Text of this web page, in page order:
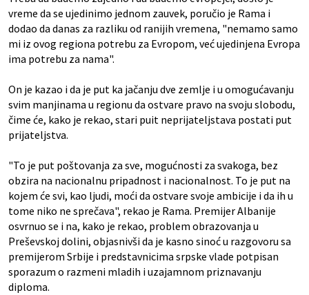
vreme da se ujedinimo jednom zauvek, poručio je Rama i
dodao da danas za razliku od ranijih vremena, "nemamo samo
mi iz ovog regiona potrebu za Evropom, već ujedinjena Evropa
ima potrebu za nama".
On je kazao i da je put ka jačanju dve zemlje i u omogućavanju
svim manjinama u regionu da ostvare pravo na svoju slobodu,
čime će, kako je rekao, stari puit neprijateljstava postati put
prijateljstva.
"To je put poštovanja za sve, mogućnosti za svakoga, bez
obzira na nacionalnu pripadnost i nacionalnost. To je put na
kojem će svi, kao ljudi, moći da ostvare svoje ambicije i da ih u
tome niko ne sprečava", rekao je Rama. Premijer Albanije
osvrnuo se i na, kako je rekao, problem obrazovanja u
Preševskoj dolini, objasnivši da je kasno sinoć u razgovoru sa
premijerom Srbije i predstavnicima srpske vlade potpisan
sporazum o razmeni mladih i uzajamnom priznavanju
diploma.